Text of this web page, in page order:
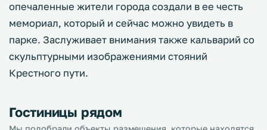
опечаленные жители города создали в ее честь
мемориал, который и сейчас можно увидеть в
парке. Заслуживает внимания также кальварий со
скульптурными изображениями стояний
Крестного пути.
Гостиницы рядом